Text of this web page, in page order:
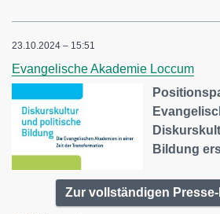
23.10.2024 – 15:51
Evangelische Akademie Loccum
Bildung
Zur vollständigen